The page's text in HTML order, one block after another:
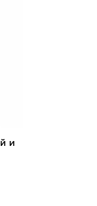
и